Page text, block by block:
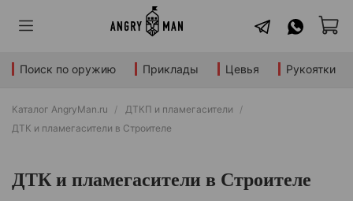
Поиск по оружию Приклады Цевья Рукоятки
Каталог AngryMan.ru
ДТКП и пламегасители
ДТК и пламегасители в Строителе
ДТК и пламегасители в Строителе